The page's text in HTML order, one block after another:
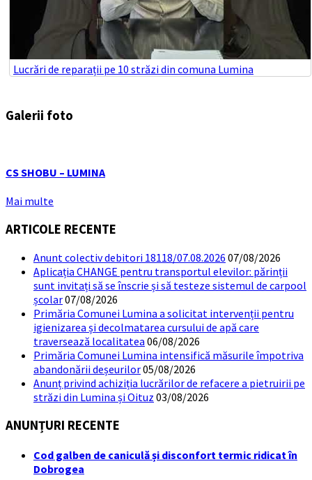
Lucrări de reparații pe 10 străzi din comuna Lumina
Galerii foto
CS SHOBU – LUMINA
Mai multe
ARTICOLE RECENTE
Anunt colectiv debitori 18118/07.08.2026 07/08/2026
Aplicația CHANGE pentru transportul elevilor: părinții
sunt invitați să se înscrie și să testeze sistemul de carpool
școlar07/08/2026
Primăria Comunei Lumina a solicitat intervenții pentru
igienizarea și decolmatarea cursului de apă care
traversează localitatea 06/08/2026
Primăria Comunei Lumina intensifică măsurile împotriva
abandonării deșeurilor05/08/2026
Anunț privind achiziția lucrărilor de refacere a pietruirii pe
străzi din Lumina și Oituz 03/08/2026
ANUNȚURI RECENTE
Cod galben de caniculă și disconfort termic ridicat în
Dobrogea